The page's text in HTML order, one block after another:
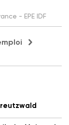
- EPE IDF